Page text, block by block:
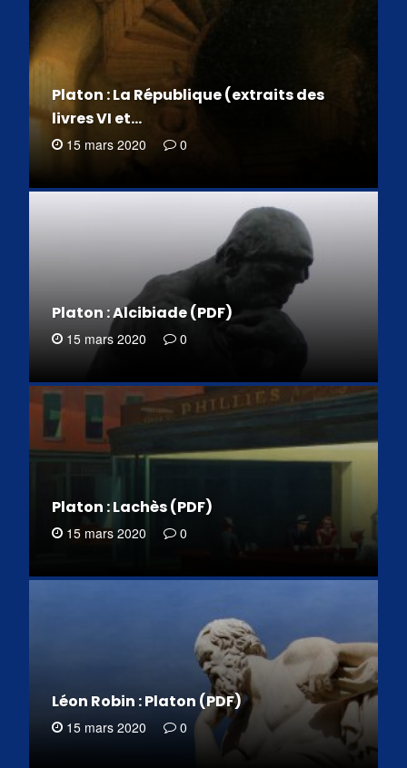
Platon : La République (extraits des
livres VI et…
15 mars 2020 0
Platon : Alcibiade (PDF)
15 mars 2020 0
Platon : Lachès (PDF)
15 mars 2020 0
Léon Robin : Platon (PDF)
15 mars 2020 0